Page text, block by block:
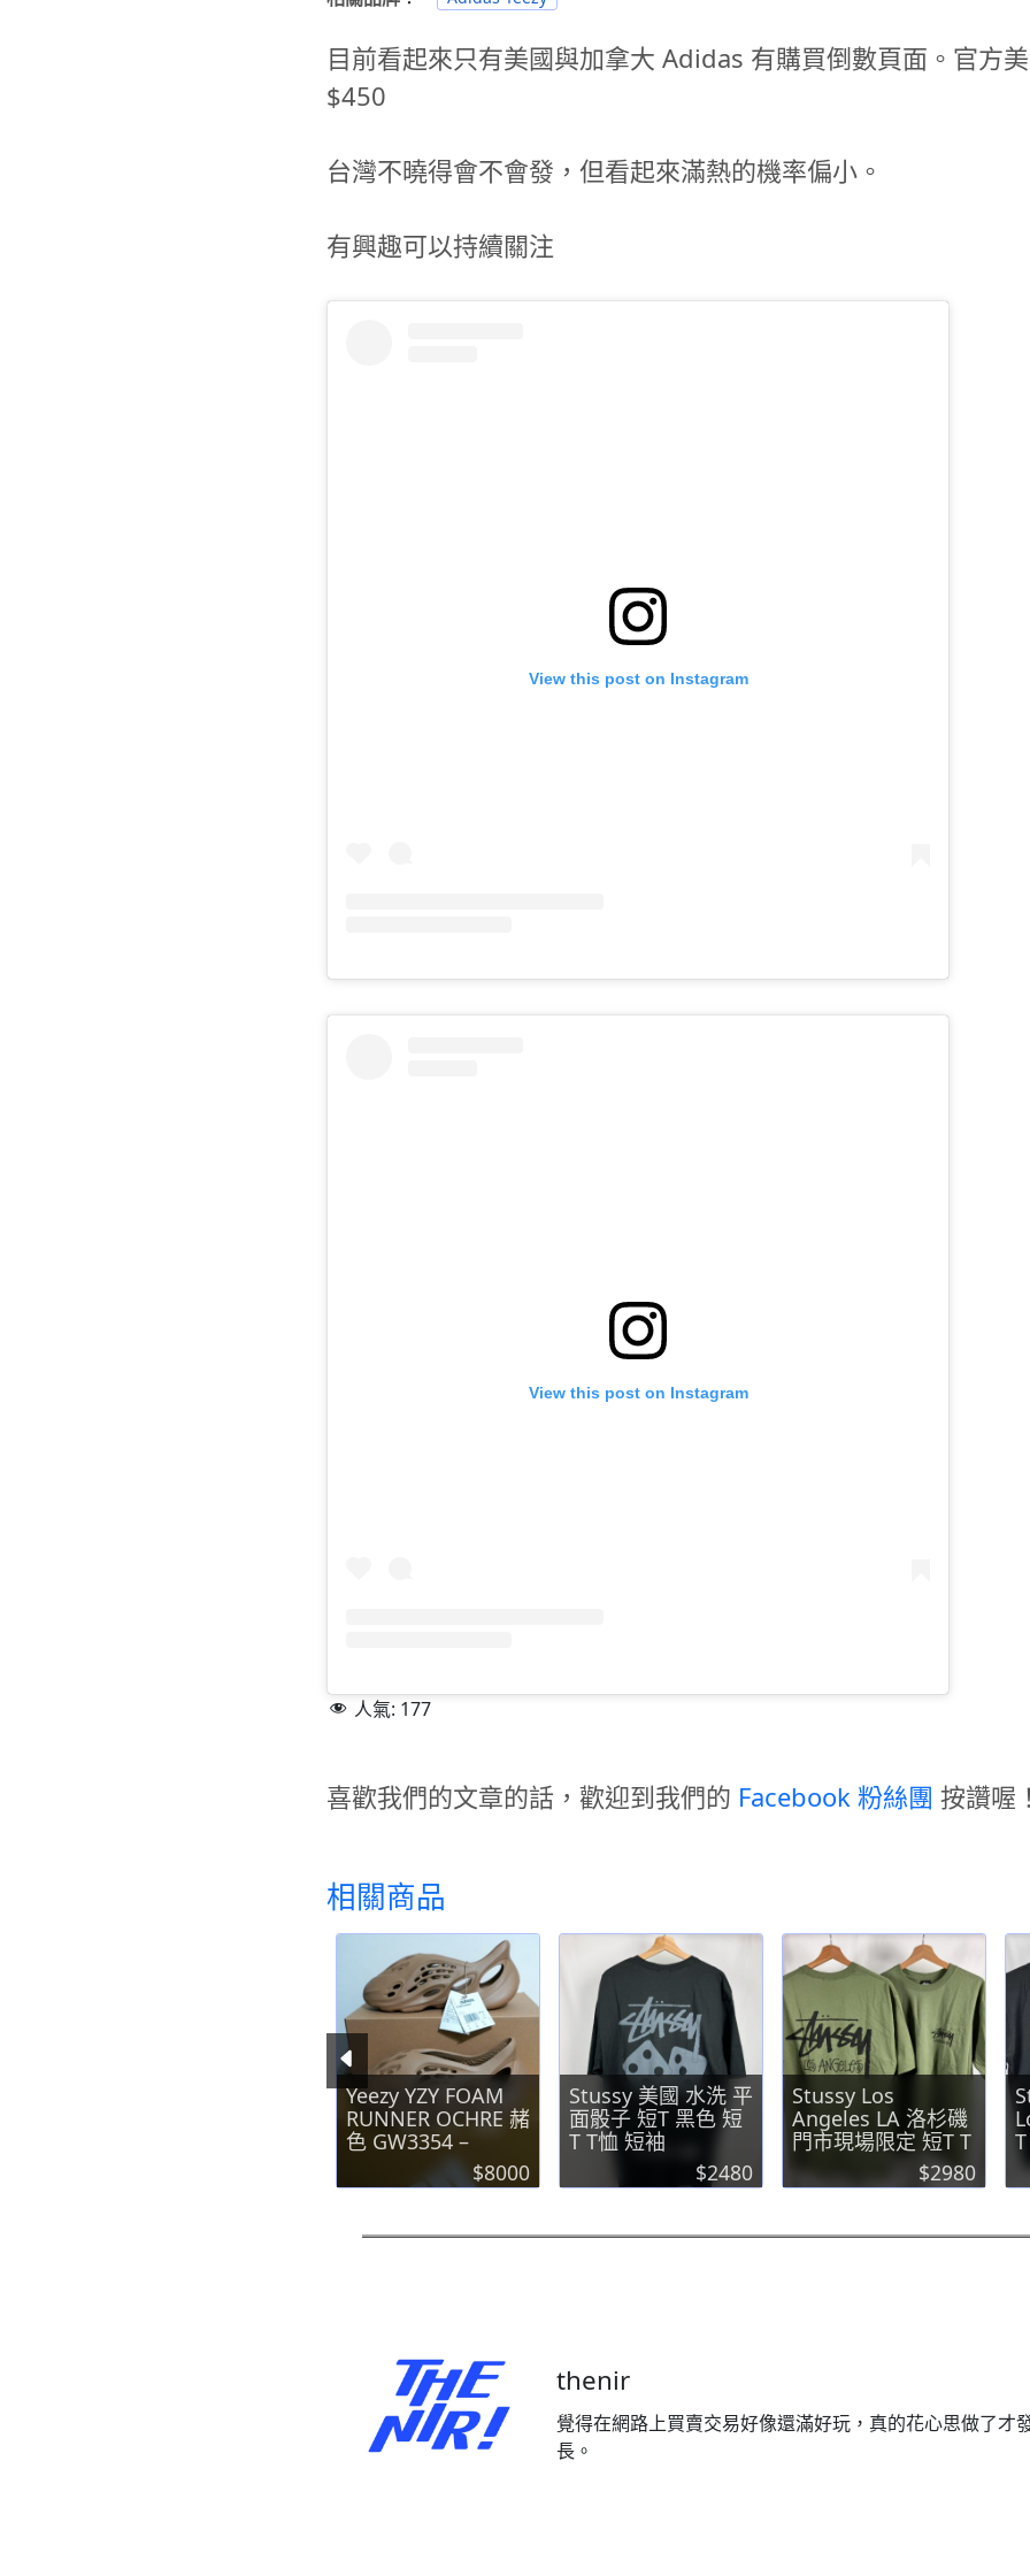
目前看起來只有美國與加拿大 Adidas 有購買倒數頁面。官方
$450
台灣不曉得會不會發，但看起來滿熱的機率偏小。
有興趣可以持續關注
View this post on Instagram
View this post on Instagram
人氣: 177
喜歡我們的文章的話，歡迎到我們的 Facebook 粉絲團 按讚喔
相關商品
Yeezy YZY FOAM
RUNNER OCHRE 赭
色 GW3354 –
$8000
Stussy 美國 水洗 平
面骰子 短T 黑色 短
T T恤 短袖
$2480
Stussy Los
Angeles LA 洛杉磯
門市現場限定 短T T
$2980
thenir
覺得在網路上買賣交易好像還滿好玩，真的花心思做了才
長。